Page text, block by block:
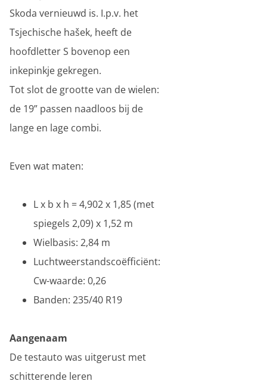
Skoda vernieuwd is. I.p.v. het
Tsjechische hašek, heeft de
hoofdletter S bovenop een
inkepinkje gekregen.
Tot slot de grootte van de wielen:
de 19” passen naadloos bij de
lange en lage combi.
Even wat maten:
L x b x h = 4,902 x 1,85 (met
spiegels 2,09) x 1,52 m
Wielbasis: 2,84 m
Luchtweerstandscoëfficiënt:
Cw-waarde: 0,26
Banden: 235/40 R19
Aangenaam
De testauto was uitgerust met
schitterende leren